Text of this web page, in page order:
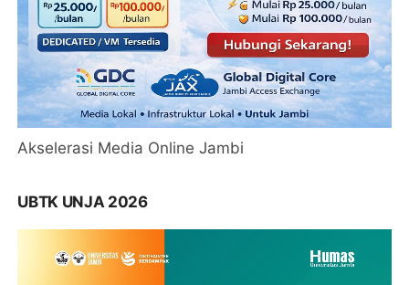
Akselerasi Media Online Jambi
UBTK UNJA 2026